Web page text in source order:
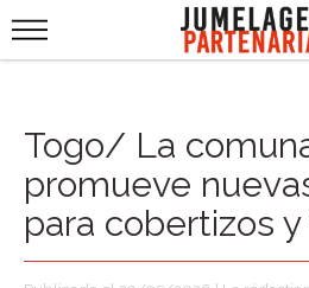
Togo/ La
promueve
para cobertizos